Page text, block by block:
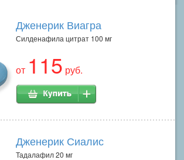
Дженерик Виагра
Силденафила цитрат 100 мг
от 115 руб.
Дженерик Сиалис
Тадалафил 20 мг